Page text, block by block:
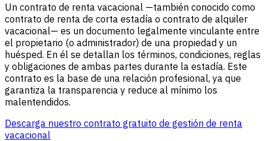
Un contrato de renta vacacional —también conocido como
contrato de renta de corta estadía o contrato de alquiler
vacacional— es un documento legalmente vinculante entre
el propietario (o administrador) de una propiedad y un
huésped. En él se detallan los términos, condiciones, reglas
y obligaciones de ambas partes durante la estadía. Este
contrato es la base de una relación profesional, ya que
garantiza la transparencia y reduce al mínimo los
malentendidos.
Descarga nuestro contrato gratuito de gestión de renta
vacacional